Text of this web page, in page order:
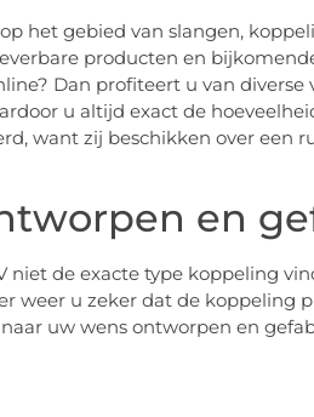
het gebied van slangen,
producten en
Dan profiteert u van diverse
u altijd exact de
want zij beschikken over een
en
de exacte type koppeling
weer u zeker dat de koppeling
uw wens ontworpen en